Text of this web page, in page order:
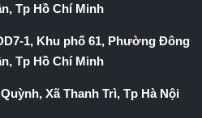
Tp Hồ Chí Minh
1, Khu phố 61, Phường Đông
Tp Hồ Chí Minh
Xã Thanh Trì, Tp Hà Nội